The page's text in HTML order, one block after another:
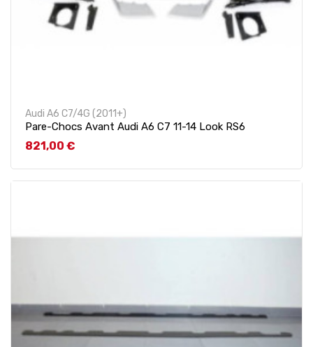
Audi A6 C7/4G (2011+)
Pare-Chocs Avant Audi A6 C7 11-14 Look RS6
Prix
821,00 €